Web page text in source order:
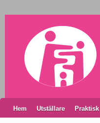
Hem Utställare